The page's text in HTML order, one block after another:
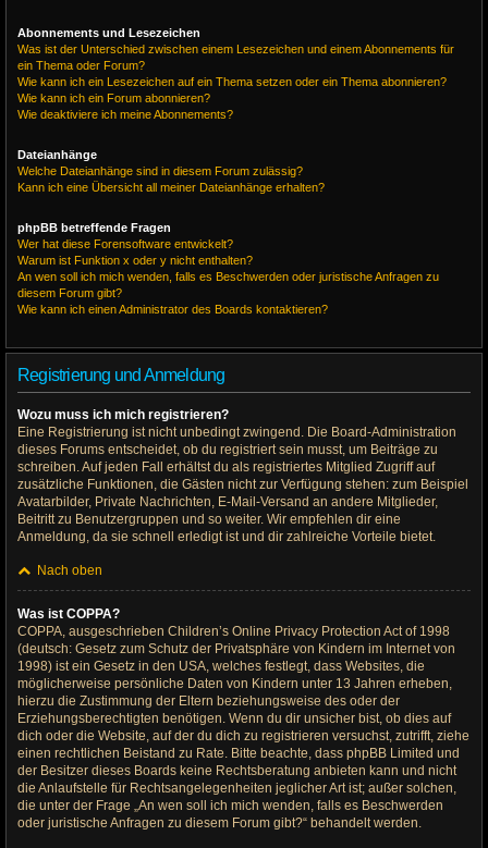
Abonnements und Lesezeichen
Was ist der Unterschied zwischen einem Lesezeichen und einem Abonnements für
ein Thema oder Forum?
Wie kann ich ein Lesezeichen auf ein Thema setzen oder ein Thema abonnieren?
Wie kann ich ein Forum abonnieren?
Wie deaktiviere ich meine Abonnements?
Dateianhänge
Welche Dateianhänge sind in diesem Forum zulässig?
Kann ich eine Übersicht all meiner Dateianhänge erhalten?
phpBB betreffende Fragen
Wer hat diese Forensoftware entwickelt?
Warum ist Funktion x oder y nicht enthalten?
An wen soll ich mich wenden, falls es Beschwerden oder juristische Anfragen zu
diesem Forum gibt?
Wie kann ich einen Administrator des Boards kontaktieren?
Registrierung und Anmeldung
Wozu muss ich mich registrieren?
Eine Registrierung ist nicht unbedingt zwingend. Die Board-Administration
dieses Forums entscheidet, ob du registriert sein musst, um Beiträge zu
schreiben. Auf jeden Fall erhältst du als registriertes Mitglied Zugriff auf
zusätzliche Funktionen, die Gästen nicht zur Verfügung stehen: zum Beispiel
Avatarbilder, Private Nachrichten, E-Mail-Versand an andere Mitglieder,
Beitritt zu Benutzergruppen und so weiter. Wir empfehlen dir eine
Anmeldung, da sie schnell erledigt ist und dir zahlreiche Vorteile bietet.
Nach oben
Was ist COPPA?
COPPA, ausgeschrieben Children’s Online Privacy Protection Act of 1998
(deutsch: Gesetz zum Schutz der Privatsphäre von Kindern im Internet von
1998) ist ein Gesetz in den USA, welches festlegt, dass Websites, die
möglicherweise persönliche Daten von Kindern unter 13 Jahren erheben,
hierzu die Zustimmung der Eltern beziehungsweise des oder der
Erziehungsberechtigten benötigen. Wenn du dir unsicher bist, ob dies auf
dich oder die Website, auf der du dich zu registrieren versuchst, zutrifft, ziehe
einen rechtlichen Beistand zu Rate. Bitte beachte, dass phpBB Limited und
der Besitzer dieses Boards keine Rechtsberatung anbieten kann und nicht
die Anlaufstelle für Rechtsangelegenheiten jeglicher Art ist; außer solchen,
die unter der Frage „An wen soll ich mich wenden, falls es Beschwerden
oder juristische Anfragen zu diesem Forum gibt?“ behandelt werden.